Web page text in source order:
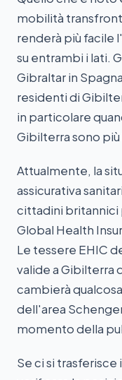
mobilità
renderà più facile
su entrambi i lati.
Gibraltar in
residenti di
in particolare
Gibilterra sono più
Attualmente, la
assicurativa
cittadini britannici
Global Health
Le tessere EHIC
valide a Gibilterra
cambierà
dell'area
momento della
Se ci si